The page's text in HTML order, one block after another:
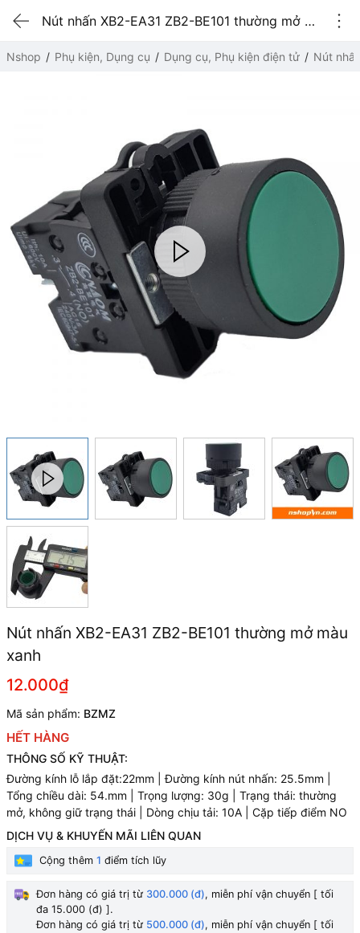
Nút nhấn XB2-EA31 ZB2-BE101 thường mở màu xanh
Nshop Phụ kiện, Dụng cụ Dụng cụ, Phụ kiện điện tử Nút
Nút nhấn XB2-EA31 ZB2-BE101 thường mở màu
xanh
12.000₫
Mã sản phẩm: BZMZ
HẾT HÀNG
THÔNG SỐ KỸ THUẬT:
Đường kính lỗ lắp đặt:22mm | Đường kính nút nhấn: 25.5mm |
Tổng chiều dài: 54.mm | Trọng lượng: 30g | Trạng thái: thường
mở, không giữ trạng thái | Dòng chịu tải: 10A | Cặp tiếp điểm NO
DỊCH VỤ & KHUYẾN MÃI LIÊN QUAN
Cộng thêm 1 điểm tích lũy
Đơn hàng có giá trị từ 300.000 (đ), miễn phí vận chuyển [ tối
đa 15.000 (đ) ].
Đơn hàng có giá trị từ 500.000 (đ), miễn phí vận chuyển [ tối